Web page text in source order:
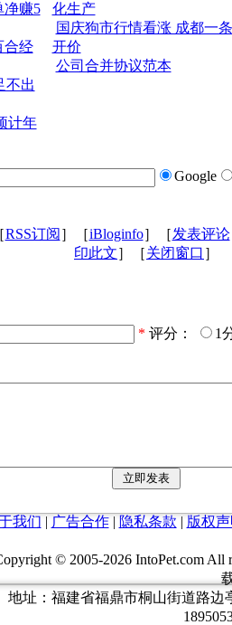
净赚5
合经
不出
计年
化生产
国庆狗市行情看涨 成都一
开价
公司合并协议范本
Google
RSS订阅 ］［iBloginfo］［发表评论
印此文］［关闭窗口 ］
* 评分：
1
我们 | 广告合作| 隐私条款 | 版权
© 2005-2026 IntoPet.com
地址：福建省福鼎市桐山街道路边